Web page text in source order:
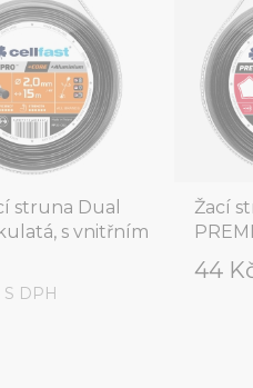
struna Dual
s vnitřním
S DPH
Žací
44